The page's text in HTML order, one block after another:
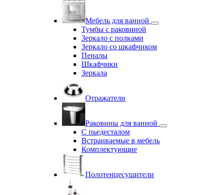
Мебель для ванной
Тумбы с раковиной
Зеркало с полками
Зеркало со шкафчиком
Пеналы
Шкафчики
Зеркала
Отражатели
Раковины для ванной
С пьедесталом
Встраиваемые в мебель
Комплектующие
Полотенцесушители